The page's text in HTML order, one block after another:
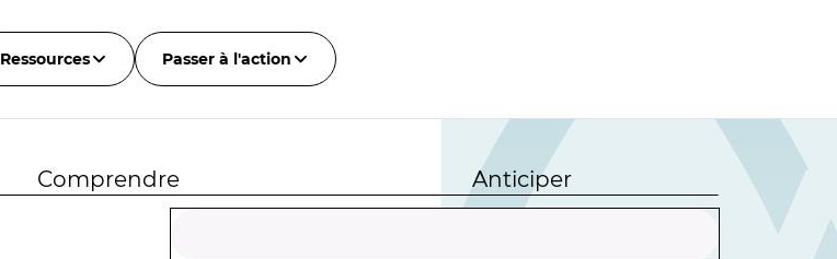
Ressources Passer à l'action
Comprendre Anticiper